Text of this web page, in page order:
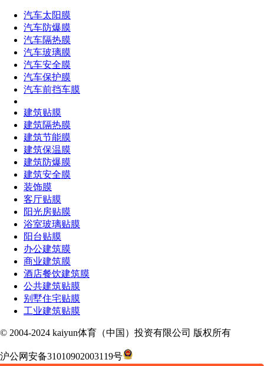
Solargard
Footer
汽车太阳膜
汽车防爆膜
汽车隔热膜
汽车玻璃膜
汽车安全膜
汽车保护膜
汽车前挡车膜
建筑贴膜
建筑隔热膜
建筑节能膜
建筑保温膜
建筑防爆膜
建筑安全膜
装饰膜
客厅贴膜
阳光房贴膜
浴室玻璃贴膜
阳台贴膜
办公建筑膜
商业建筑膜
酒店餐饮建筑膜
公共建筑贴膜
别墅住宅贴膜
工业建筑贴膜
© 2004-2024 kaiyun体育（中国）投资有限公司 版权所有
沪公网安备31010902003119号